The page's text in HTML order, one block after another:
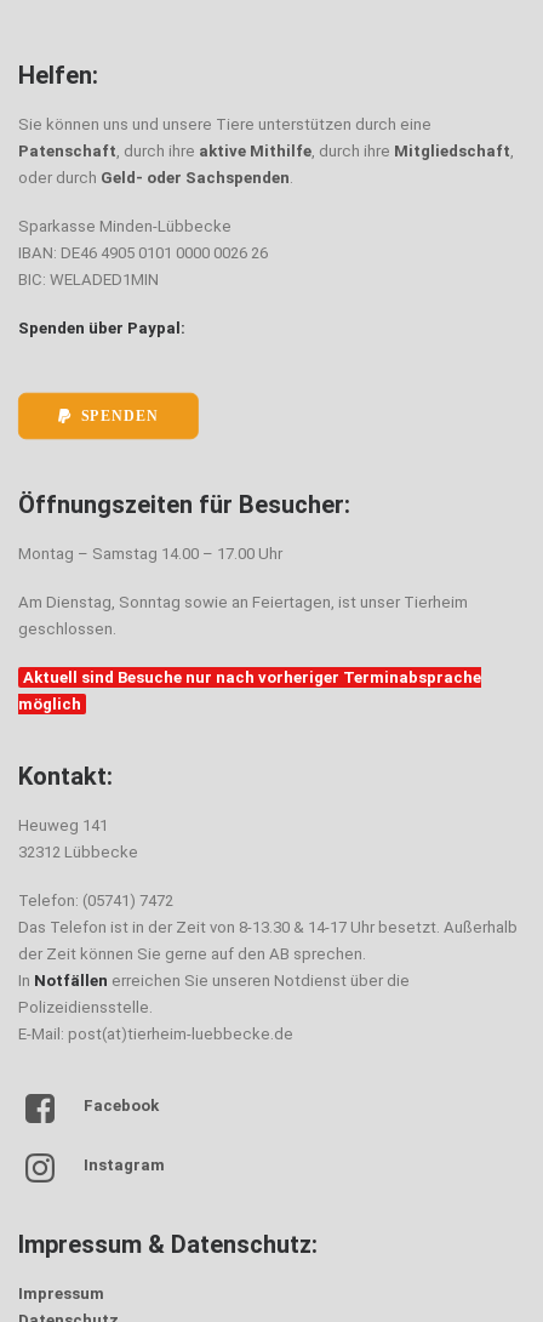
Helfen:
Sie können uns und unsere Tiere unterstützen durch eine
Patenschaft, durch ihre aktive Mithilfe, durch ihre Mitgliedschaft,
oder durch Geld- oder Sachspenden.
Sparkasse Minden-Lübbecke
IBAN: DE46 4905 0101 0000 0026 26
BIC: WELADED1MIN
Spenden über Paypal:
SPENDEN
Öffnungszeiten für Besucher:
Montag – Samstag 14.00 – 17.00 Uhr
Am Dienstag, Sonntag sowie an Feiertagen, ist unser Tierheim
geschlossen.
Aktuell sind Besuche nur nach vorheriger Terminabsprache
möglich
Kontakt:
Heuweg 141
32312 Lübbecke
Telefon: (05741) 7472
Das Telefon ist in der Zeit von 8-13.30 & 14-17 Uhr besetzt. Außerhalb
der Zeit können Sie gerne auf den AB sprechen.
In Notfällen erreichen Sie unseren Notdienst über die
Polizeidiensstelle.
E-Mail: post(at)tierheim-luebbecke.de
Facebook
Instagram
Impressum & Datenschutz:
Impressum